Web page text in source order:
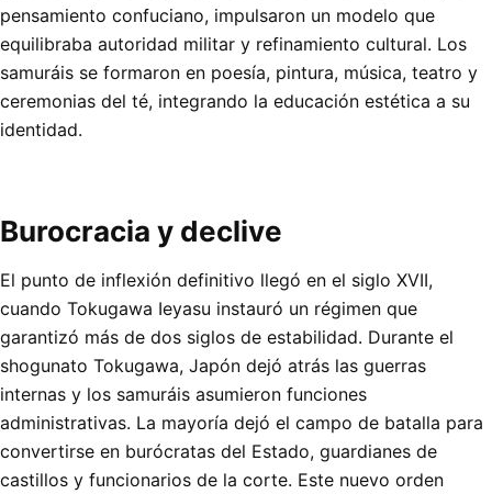
pensamiento confuciano, impulsaron un modelo que
equilibraba autoridad militar y refinamiento cultural. Los
samuráis se formaron en poesía, pintura, música, teatro y
ceremonias del té, integrando la educación estética a su
identidad.
Burocracia y declive
El punto de inflexión definitivo llegó en el siglo XVII,
cuando Tokugawa Ieyasu instauró un régimen que
garantizó más de dos siglos de estabilidad. Durante el
shogunato Tokugawa, Japón dejó atrás las guerras
internas y los samuráis asumieron funciones
administrativas. La mayoría dejó el campo de batalla para
convertirse en burócratas del Estado, guardianes de
castillos y funcionarios de la corte. Este nuevo orden